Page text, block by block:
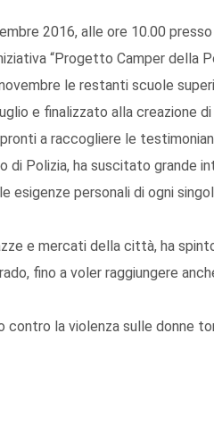
2016, alle ore 10.00
“Progetto Camper della
le restanti scuole
e finalizzato alla creazione
a raccogliere le
di Polizia, ha suscitato grande
esigenze personali di ogni
e mercati della città, ha
fino a voler raggiungere
la violenza sulle donne